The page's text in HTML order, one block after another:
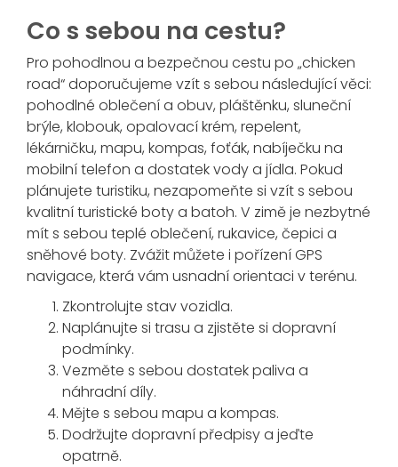
Co s sebou na cestu?
Pro pohodlnou a bezpečnou cestu po „chicken
road“ doporučujeme vzít s sebou následující věci:
pohodlné oblečení a obuv, pláštěnku, sluneční
brýle, klobouk, opalovací krém, repelent,
lékárničku, mapu, kompas, foťák, nabíječku na
mobilní telefon a dostatek vody a jídla. Pokud
plánujete turistiku, nezapomeňte si vzít s sebou
kvalitní turistické boty a batoh. V zimě je nezbytné
mít s sebou teplé oblečení, rukavice, čepici a
sněhové boty. Zvážit můžete i pořízení GPS
navigace, která vám usnadní orientaci v terénu.
Zkontrolujte stav vozidla.
Naplánujte si trasu a zjistěte si dopravní
podmínky.
Vezměte s sebou dostatek paliva a
náhradní díly.
Mějte s sebou mapu a kompas.
Dodržujte dopravní předpisy a jeďte
opatrně.